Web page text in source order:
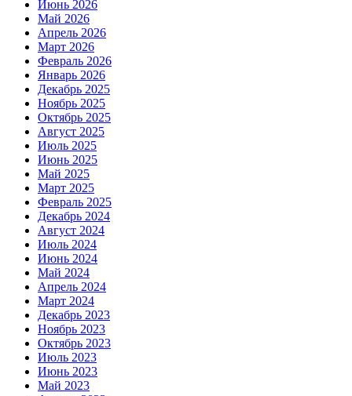
Июнь 2026
Май 2026
Апрель 2026
Март 2026
Февраль 2026
Январь 2026
Декабрь 2025
Ноябрь 2025
Октябрь 2025
Август 2025
Июль 2025
Июнь 2025
Май 2025
Март 2025
Февраль 2025
Декабрь 2024
Август 2024
Июль 2024
Июнь 2024
Май 2024
Апрель 2024
Март 2024
Декабрь 2023
Ноябрь 2023
Октябрь 2023
Июль 2023
Июнь 2023
Май 2023